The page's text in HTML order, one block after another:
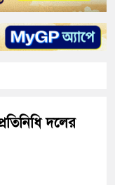
দলের